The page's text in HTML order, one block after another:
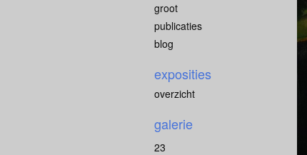
groot
publicaties
blog
exposities
overzicht
galerie
23